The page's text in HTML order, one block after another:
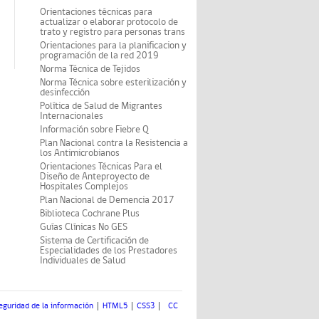
Orientaciones técnicas para
actualizar o elaborar protocolo de
trato y registro para personas trans
Orientaciones para la planificacion y
programación de la red 2019
Norma Técnica de Tejidos
Norma Técnica sobre esterilización y
desinfección
Política de Salud de Migrantes
Internacionales
Información sobre Fiebre Q
Plan Nacional contra la Resistencia a
los Antimicrobianos
Orientaciones Técnicas Para el
Diseño de Anteproyecto de
Hospitales Complejos
Plan Nacional de Demencia 2017
Biblioteca Cochrane Plus
Guías Clínicas No GES
Sistema de Certificación de
Especialidades de los Prestadores
Individuales de Salud
de la información HTML5 CSS3 CC